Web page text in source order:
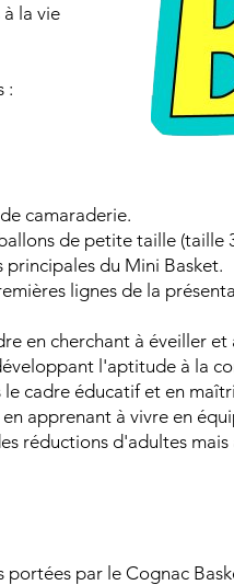
la vie
:
camaraderie.
de petite taille (taille
du Mini Basket.
lignes de la
en cherchant à éveiller
l'aptitude à la
cadre éducatif et en
apprenant à vivre en
réductions d'adultes
portées par le Cognac